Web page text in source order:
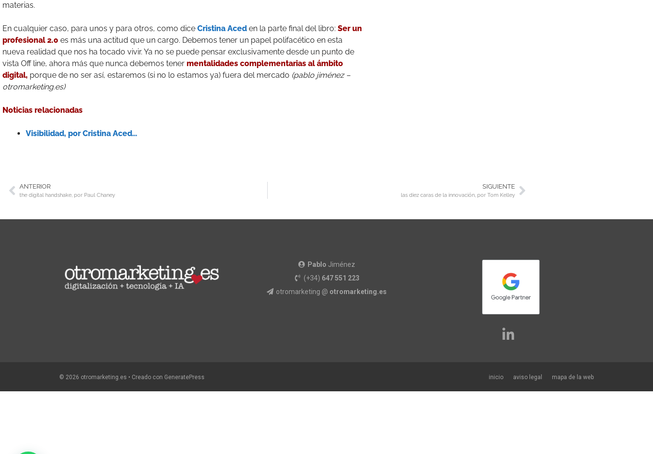
materias.
En cualquier caso, para unos y para otros, como dice Cristina Aced en la parte final del libro: Ser un
profesional 2.0 es más una actitud que un cargo. Debemos tener un papel polifacético en esta
nueva realidad que nos ha tocado vivir. Ya no se puede pensar exclusivamente desde un punto de
vista Off line, ahora más que nunca debemos tener mentalidades complementarias al ámbito
digital, porque de no ser así, estaremos (si no lo estamos ya) fuera del mercado (pablo jiménez –
otromarketing.es)
Noticias relacionadas
Visibilidad, por Cristina Aced…
ANTERIOR
the digital handshake, por Paul Chaney
SIGUIENTE
las diez caras de la innovación, por Tom Kelley
Pablo Jiménez
(+34) 647 551 223
otromarketing @ otromarketing.es
inicio aviso legal mapa de la web
© 2026 otromarketing.es • Creado con GeneratePress